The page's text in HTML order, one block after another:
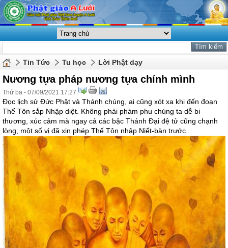
Tin Tức Tu học Lời Phật dạy
Nương tựa pháp nương tựa chính mình
Thứ ba - 07/09/2021 17:27
Đọc lịch sử Đức Phật và Thánh chúng, ai cũng xót xa khi đến đoạn
Thế Tôn sắp Nhập diệt. Không phải phàm phu chúng ta dễ bi
thương, xúc cảm mà ngay cả các bậc Thánh Đại đệ tử cũng chạnh
lòng, một số vị đã xin phép Thế Tôn nhập Niết-bàn trước.